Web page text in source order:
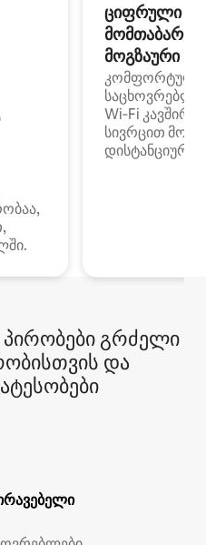
ციფრული
მოგზაური
კომფორტული
Wi‑Fi
სივრცით
დისტანციური
გრძელი
და